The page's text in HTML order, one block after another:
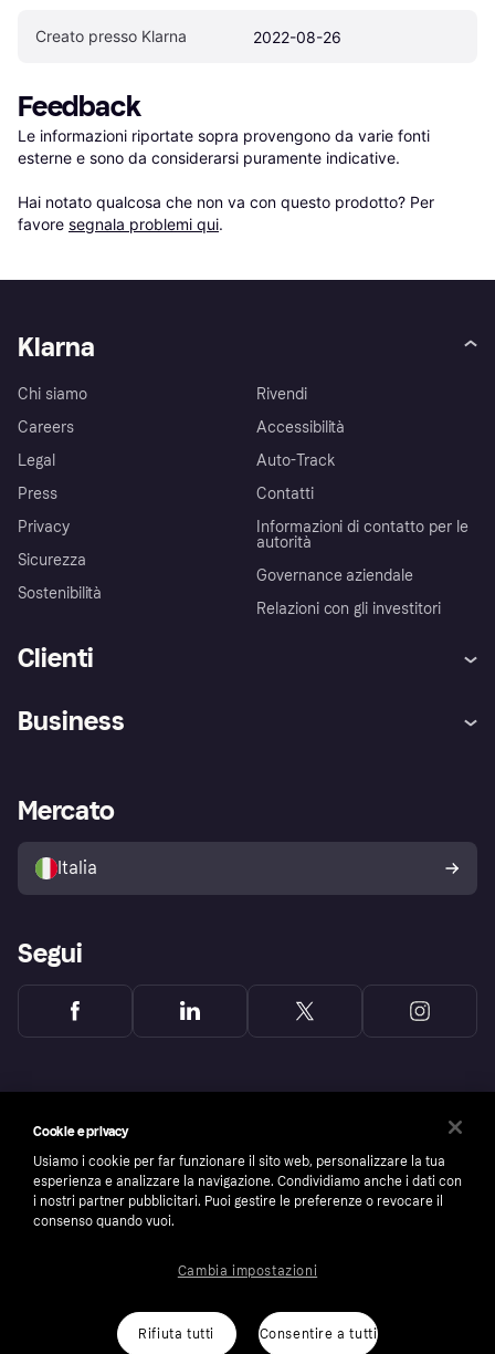
Creato presso Klarna 2022-08-26
Feedback
Le informazioni riportate sopra provengono da varie fonti
esterne e sono da considerarsi puramente indicative.
Hai notato qualcosa che non va con questo prodotto? Per
favore segnala problemi qui.
Klarna
Chi siamo
Careers
Legal
Press
Privacy
Sicurezza
Sostenibilità
Rivendi
Accessibilità
Auto-Track
Contatti
Informazioni di contatto per le
autorità
Governance aziendale
Relazioni con gli investitori
Clienti
Esplora i negozi
Politica di protezione
dell'acquirente Klarna
Business
Accesso aziende
Mercato
Italia
Segui
number: 556737-0431
Cookie e privacy
Usiamo i cookie per far funzionare il sito web, personalizzare la tua
esperienza e analizzare la navigazione. Condividiamo anche i dati con
i nostri partner pubblicitari. Puoi gestire le preferenze o revocare il
consenso quando vuoi.
Rifiuta tutti Consentire a tutti
Cambia impostazioni